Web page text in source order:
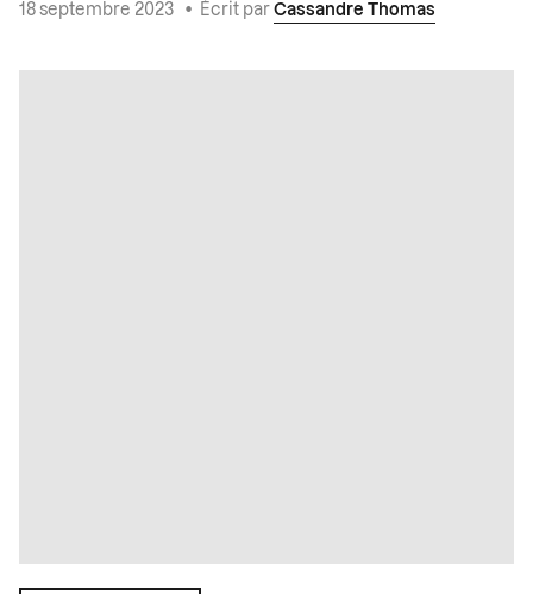
18 septembre 2023 • Écrit par Cassandre Thomas